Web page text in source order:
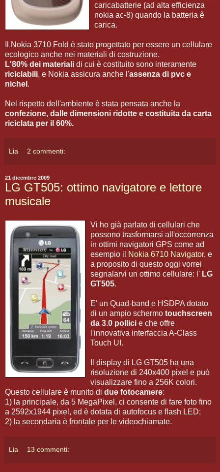
caricabatterie (ad alta efficienza
nokia ac-8) quando la batteria è
carica.
Il Nokia 3710 Fold è stato progettato per essere un cellulare
ecologico anche nei materiali di costruzione.
L'80% dei materiali di cui è costituito sono interamente
riciclabili, e Nokia assicura anche l'assenza di pvc e
nichel .
Nel rispetto dell'ambiente è stata pensata anche la
confezione, dalle dimensioni ridotte e costituita da carta
riciclata per il 60%.
Lia 2 commenti:
21 dicembre 2009
LG GT505: ottimo navigatore e lettore
musicale
Vi ho già parlato di cellulari che
possono trasformarsi all'occorrenza
in ottimi navigatori GPS come ad
esempio il
Nokia 6710 Navigator, e
a proposito di questo oggi vorrei
segnalarvi un ottimo cellulare: l' LG
GT505.
E' un Quad-band e HSDPA dotato
di un ampio schermo touchscreen
da 3.0 pollici e che offre
l'innovativa interfaccia A-Class
Touch UI.
Il display di LG GT505 ha una
risoluzione di 240x400 pixel e può
visualizzare fino a 256K colori.
Questo cellulare è munito di due fotocamere:
1) la principale, da 5 MegaPixel, ci consente di fare foto fino
a 2592x1944 pixel, ed è dotata di autofocus e flash LED;
2) la secondaria è frontale per le videochiamate.
Lia 13 commenti: